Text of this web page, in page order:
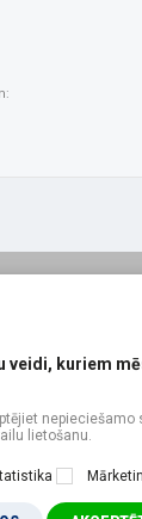
veidi, kuriem
lietošanu.